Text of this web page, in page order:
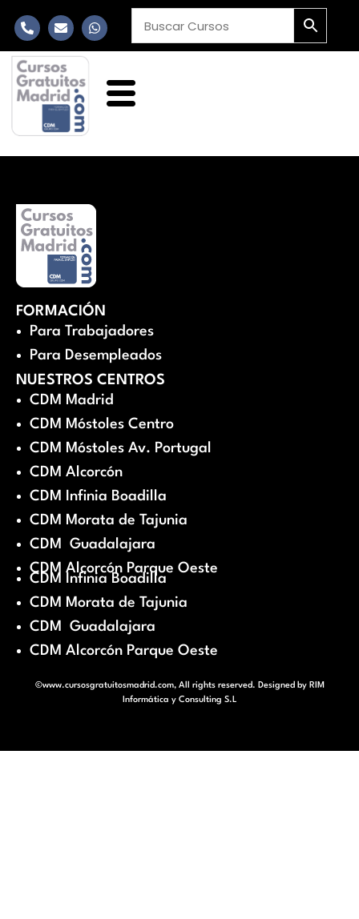
FORMACIÓN
Para Trabajadores
Para Desempleados
NUESTROS CENTROS
CDM Madrid
CDM Móstoles Centro
CDM Móstoles Av. Portugal
CDM Alcorcón
CDM Infinia Boadilla
CDM Morata de Tajunia
CDM Guadalajara
CDM Alcorcón Parque Oeste
CDM Infinia Boadilla
CDM Morata de Tajunia
CDM Guadalajara
CDM Alcorcón Parque Oeste
©www.cursosgratuitosmadrid.com, All rights reserved. Designed by RIM
Informática y Consulting S.L